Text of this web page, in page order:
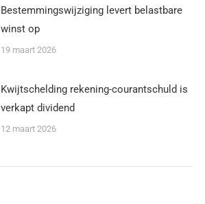
Bestemmingswijziging levert belastbare
winst op
19 maart 2026
Kwijtschelding rekening-courantschuld is
verkapt dividend
12 maart 2026